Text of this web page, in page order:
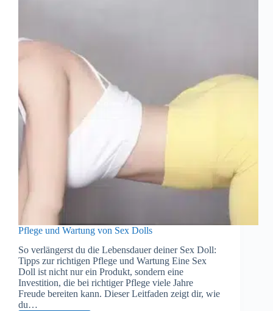
Pflege und Wartung von Sex Dolls
So verlängerst du die Lebensdauer deiner Sex Doll:
Tipps zur richtigen Pflege und Wartung Eine Sex
Doll ist nicht nur ein Produkt, sondern eine
Investition, die bei richtiger Pflege viele Jahre
Freude bereiten kann. Dieser Leitfaden zeigt dir, wie
du…